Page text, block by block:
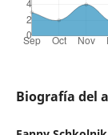
Biografía del